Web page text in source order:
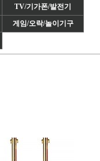
TV/기가폰/발전기
게임/오락/놀이기구